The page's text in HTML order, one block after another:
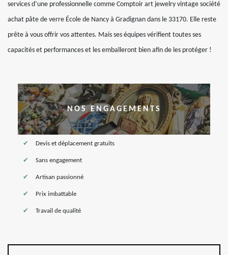
services d’une professionnelle comme Comptoir art jewelry vintage société
achat pâte de verre École de Nancy à Gradignan dans le 33170. Elle reste
prête à vous offrir vos attentes. Mais ses équipes vérifient toutes ses
capacités et performances et les emballeront bien afin de les protéger !
NOS ENGAGEMENTS
Devis et déplacement gratuits
Sans engagement
Artisan passionné
Prix imbattable
Travail de qualité